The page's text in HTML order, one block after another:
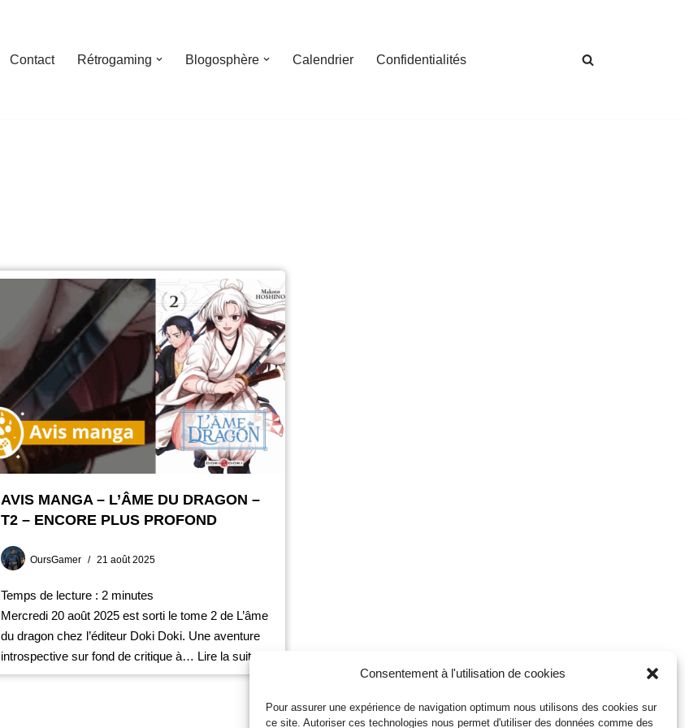
Consentement à l'utilisation de cookies
Pour assurer une expérience de navigation optimum nous utilisons des cookies sur
ce site. Autoriser ces technologies nous permet d'utiliser des données comme des
Contact Rétrogaming Blogosphère Calendrier Confidentialités
AVIS MANGA – L’ÂME DU DRAGON –
T2 – ENCORE PLUS PROFOND
OursGamer 21 août 2025
Temps de lecture : 2 minutes
Mercredi 20 août 2025 est sorti le tome 2 de L’âme
du dragon chez l’éditeur Doki Doki. Une aventure
introspective sur fond de critique à… Lire la suite »